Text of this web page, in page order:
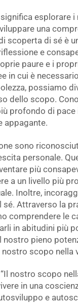
esplorare
una
scoperta di sé è
e
paure e i
in cui è
possiamo
dello scopo.
profondo di
appagante.
sono
personale.
più
a un livello più
Inoltre,
sé. Attraverso la
comprendere le
in abitudini più
nostro pieno
scopo nella
nostro scopo
in una
e